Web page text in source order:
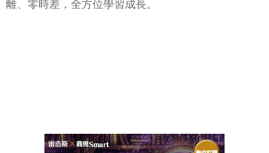
離、零時差，全方位學習成長。